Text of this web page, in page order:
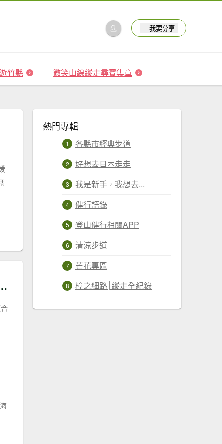
我要分享
竹縣 微笑山線縱走尋寶集章
Columbia OutDry™ 防水超彈力健走鞋！
熱門專輯
各縣市經典步道
好想去日本走走
我是新手，我想去...
健行語錄
登山健行相關APP
清涼步道
芒花專區
樟之細路│縱走全紀錄